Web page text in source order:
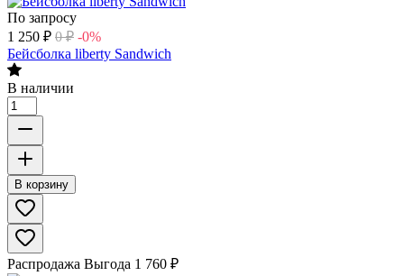
По запросу
1 250 ₽ 0 ₽ -0%
Бейсболка liberty Sandwich
В наличии
В корзину
Распродажа Выгода 1 760 ₽